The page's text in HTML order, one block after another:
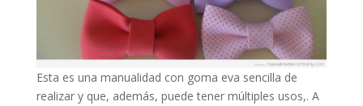
Esta es una manualidad con goma eva sencilla de
realizar y que, además, puede tener múltiples usos,. A